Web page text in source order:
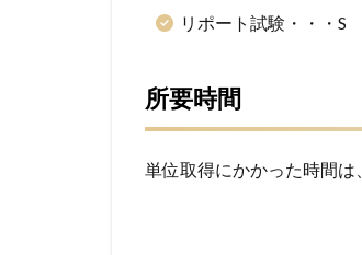
リポート試験・・・S
所要時間
単位取得にかかった時間は